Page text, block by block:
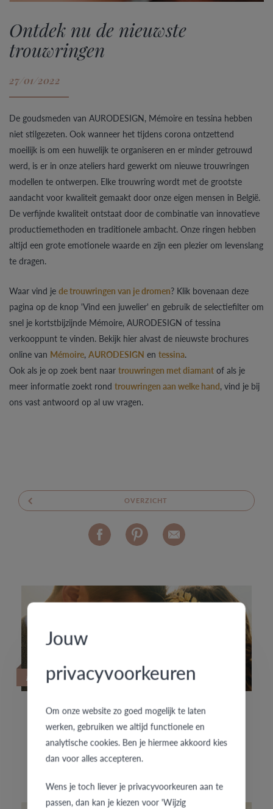
Ontdek nu de nieuwste
trouwringen
27/01/2022
De goudsmeden van AURODESIGN, Mémoire en tessina hebben
niet stilgezeten. Ook wanneer het tijdens corona ontzettend
moeilijk is om een huwelijk te organiseren en er minder getrouwd
werd, is er in onze ateliers hard gewerkt om nieuwe trouwringen
modellen te ontwerpen. Elke trouwring wordt met de grootste
aandacht voor kwaliteit gemaakt door onze eigen mensen in België.
De verfijnde kwaliteit ontstaat door de combinatie van innovatieve
productiemethoden en traditionele ambacht. Onze ringen hebben
altijd een grote emotionele waarde en zijn een plezier om levenslang
te dragen.
Waar vind je de trouwringen van je dromen? Klik bovenaan deze
pagina op de knop 'Vind een juwelier' en gebruik de selectiefilter om
snel je kortstbijzijnde Mémoire, AURODESIGN of tessina
verkooppunt te vinden. Bekijk hier alvast de nieuwste brochures
online van Mémoire, AURODESIGN en tessina.
Ook als je op zoek bent naar trouwringen met diamant of als je
meer informatie zoekt rond trouwringen aan welke hand, vind je bij
ons vast antwoord op al uw vragen.
OVERZICHT
19/09/2022
HOUD JE VAN SPECIALE TROUWRINGEN?
De exclusieve trouwringencollectie f'OrU presenteert
Jouw
privacyvoorkeuren
Om onze website zo goed mogelijk te laten
werken, gebruiken we altijd functionele en
analytische cookies. Ben je hiermee akkoord kies
dan voor alles accepteren.
Wens je toch liever je privacyvoorkeuren aan te
passen, dan kan je kiezen voor 'Wijzig